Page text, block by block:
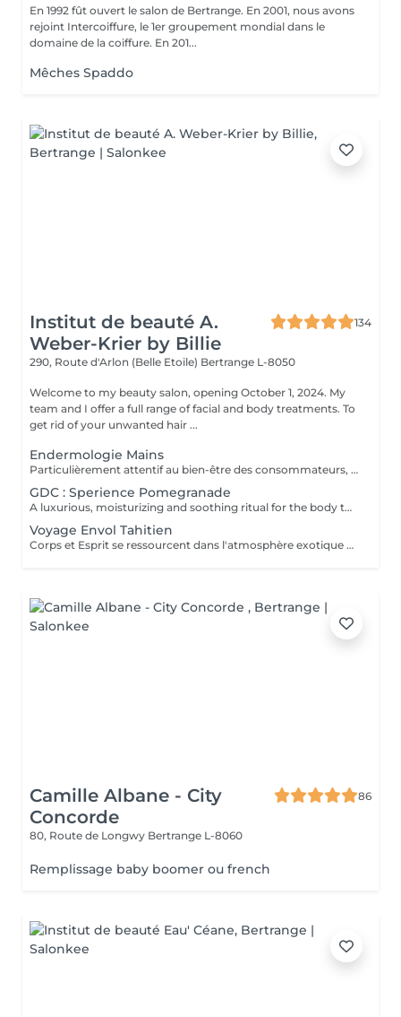
En 1992 fût ouvert le salon de Bertrange. En 2001, nous avons
rejoint Intercoiffure, le 1er groupement mondial dans le
domaine de la coiffure. En 201...
Mêches Spaddo
Institut de beauté A.
Weber-Krier by Billie
134
290, Route d'Arlon (Belle Etoile) Bertrange L-8050
Welcome to my beauty salon, opening October 1, 2024. My
team and I offer a full range of facial and body treatments. To
get rid of your unwanted hair ...
Endermologie Mains
Particulièrement attentif au bien-être des consommateurs, ce nouveau protocole exclusif LPG® est l'alliance de la technicité, qui s'appuie sur la technologie brevetée de l'appareil CelluM6 Alliance® et de la sensorialité pour une efficacité immédiate et durable sur le corps. Et ce, grâce à une succession de manoeuvres réalisées à la fois par la tête de soin Alliance®, l'application d'un masque et par les mains du praticien.
GDC : Sperience Pomegranade
A luxurious, moisturizing and soothing ritual for the body that can be personalized according to the skin's needs. The line is based on pomegranate, a fantastic ingredient, soothing and antioxidant. The result ? Cell renewal, vitality and hydration! POMEGRANATE BODY SCRUB: Along with the powder and cream body scrub, enjoy a 45-minute full-body exfoliation ritual. POMEGRANATE BODY MASSAGE: Massage in the lying position then in the lying position with the sensory massage cream. This ritual lasts 45 minutes. POMEGRANATE BODY WRAP: The wrap is applied with gentle movements and left for 20 minutes before rubbing in the product by a massage. The ritual lasts 60 minutes. POMEGRANATE RED SERENITY: A delicious 90-minute ritual combining the power of pomegranate seeds with the powerful moisturizing effects of cream. POMEGRANATE SWEET COCOON: Immerse yourself in the world of Pomegranate Sperience for 90 minutes with this complete ritual including exfoliation, massage and wrap.
Voyage Envol Tahitien
Corps et Esprit se ressourcent dans l'atmosphère exotique des trésors polynésiens, ces îles où la beauté, la générosité et la luxuriance ont un goût de paradis VISAGE Gommage visage à la perle noire et poudre de coco: La poudre de perle noire régénèrante a action anti-rides, le parfum de Nénuphar et de coco feront de cette caresse un moment de luxe et de bienfaits. Complexe de modelage au lait de coco: Réhydrate et calme les épidermes les plus fragilisés dans un voile de douceur. CORPS Gommage corps à la poudre de coco: exfolie en douceur les épidermes les plus sensibles, délicate senteur de vanille des iles. Huile de massage tonifiante au karité: Huile de tournesol à la propriété d'amélioration de la posture, Huile de pépins de raisin connue pour ses vertus régénérantes restructurantes et anti-âge, Du beurre de karité utilisé en Afrique depuis des millénaires. On raconte ainsi que la reine Néfertiti lui devait sa grande beauté car ce beurre renferme d'extraordinaires vertus réparatrices de la peau, huiles essentielles de menthe poivrée, huiles essentielles de cyprès. Cette huile au parfum tonique éveillera vos sens. Massage manuel relax ou aux coquillages Tia Iri « la pensée Roo ».
Camille Albane - City
Concorde
86
80, Route de Longwy Bertrange L-8060
Remplissage baby boomer ou french